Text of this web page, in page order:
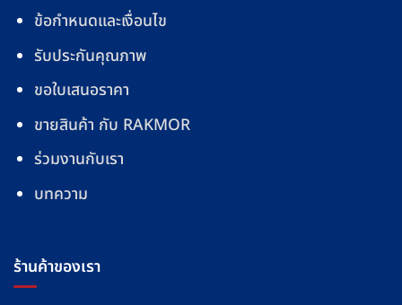
ข้อกำหนดและเงื่อนไข
รับประกันคุณภาพ
ขอใบเสนอราคา
ขายสินค้า กับ RAKMOR
ร่วมงานกับเรา
บทความ
ร้านค้าของเรา